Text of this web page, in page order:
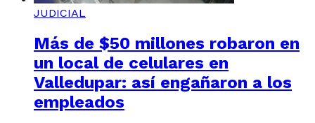
JUDICIAL
Más de $50 millones robaron en
un local de celulares en
Valledupar: así engañaron a los
empleados